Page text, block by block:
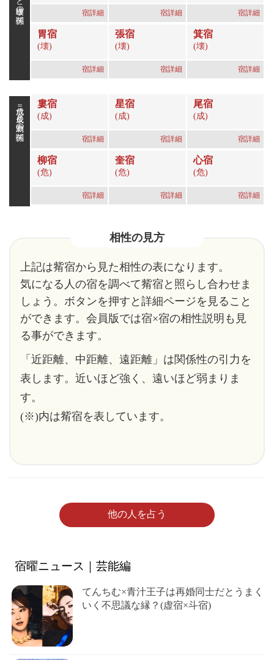
成危＝成長と刺激の関係
宿詳細 宿詳細 宿詳細
胃宿
(壊)
宿詳細
張宿
(壊)
宿詳細
箕宿
(壊)
宿詳細
婁宿
(成)
宿詳細
星宿
(成)
宿詳細
尾宿
(成)
宿詳細
柳宿
(危)
宿詳細
奎宿
(危)
宿詳細
心宿
(危)
宿詳細
相性の見方
上記は觜宿から見た相性の表になります。
気になる人の宿を調べて觜宿と照らし合わせま
しょう。ボタンを押すと詳細ページを見ること
ができます。会員版では宿×宿の相性説明も見
る事ができます。
「近距離、中距離、遠距離」は関係性の引力を
表します。近いほど強く、遠いほど弱まりま
す。
(※)内は觜宿を表しています。
他の人を占う
宿曜ニュース｜芸能編
てんちむ×青汁王子は再婚同士だとうまく
いく不思議な縁？(虚宿×斗宿)